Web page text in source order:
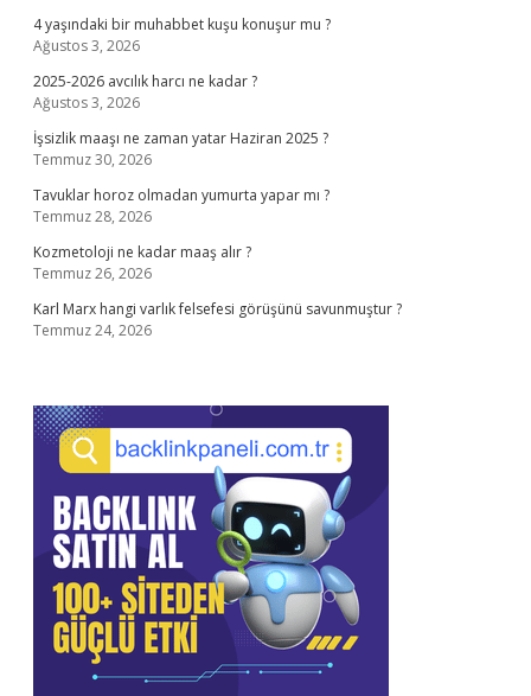
4 yaşındaki bir muhabbet kuşu konuşur mu ?
Ağustos 3, 2026
2025-2026 avcılık harcı ne kadar ?
Ağustos 3, 2026
İşsizlik maaşı ne zaman yatar Haziran 2025 ?
Temmuz 30, 2026
Tavuklar horoz olmadan yumurta yapar mı ?
Temmuz 28, 2026
Kozmetoloji ne kadar maaş alır ?
Temmuz 26, 2026
Karl Marx hangi varlık felsefesi görüşünü savunmuştur ?
Temmuz 24, 2026